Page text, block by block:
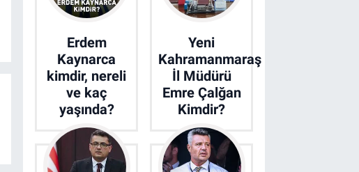
Erdem
Kaynarca
kimdir, nereli
ve kaç
yaşında?
Yeni
Kahramanmaraş
İl Müdürü
Emre Çalğan
Kimdir?